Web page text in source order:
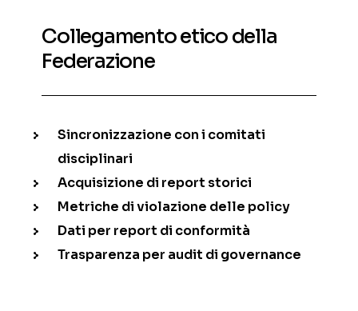
Collegamento etico della
Federazione
Sincronizzazione con i comitati
disciplinari
Acquisizione di report storici
Metriche di violazione delle policy
Dati per report di conformità
Trasparenza per audit di governance